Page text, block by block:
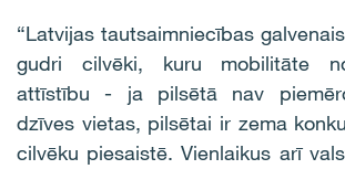
“Latvijas tautsaimniecības
gudri cilvēki, kuru mobilitāte
attīstību - ja pilsētā nav
dzīves vietas, pilsētai ir zema
cilvēku piesaistē. Vienlaikus arī